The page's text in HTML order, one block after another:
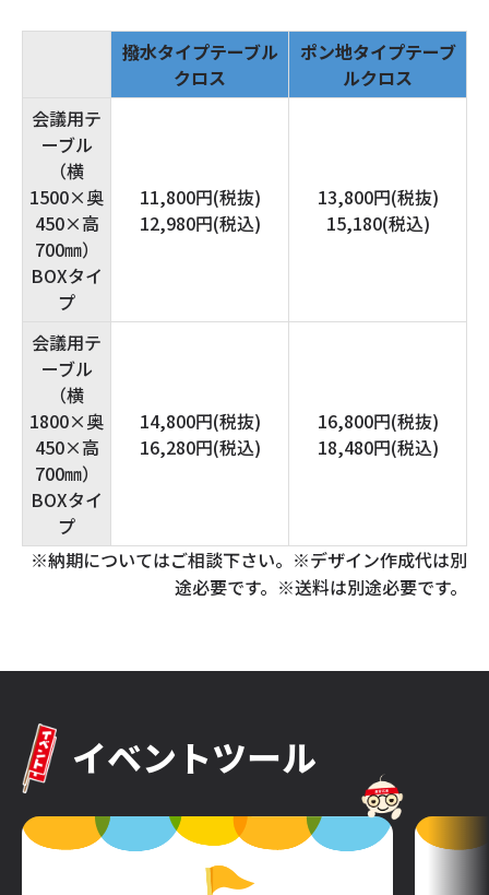
撥水タイプテーブル
クロス
ポン地タイプテーブ
ルクロス
会議用テ
ーブル
（横
1500×奥
450×高
700㎜）
BOXタイ
プ
11,800円(税抜)
12,980円(税込)
13,800円(税抜)
15,180(税込)
会議用テ
ーブル
（横
1800×奥
450×高
700㎜）
BOXタイ
プ
14,800円(税抜)
16,280円(税込)
16,800円(税抜)
18,480円(税込)
※納期についてはご相談下さい。※デザイン作成代は別
途必要です。※送料は別途必要です。
イベントツール